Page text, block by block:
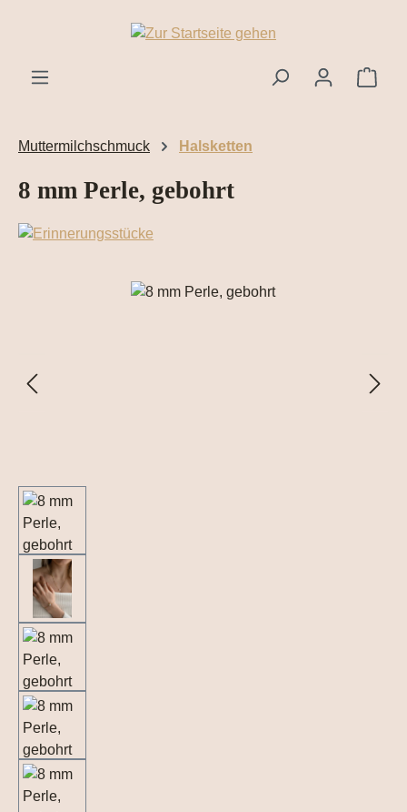
Zum Hauptinhalt springen
Muttermilchschmuck Halsketten
8 mm Perle, gebohrt
Bildergalerie überspringen